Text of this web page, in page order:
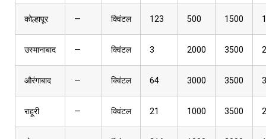
कोल्हापूर — क्विंटल 123 500 1500
उस्मानाबाद — क्विंटल 3 2000 3500
औरंगाबाद — क्विंटल 64 3000 3500
राहूरी — क्विंटल 21 1000 3500